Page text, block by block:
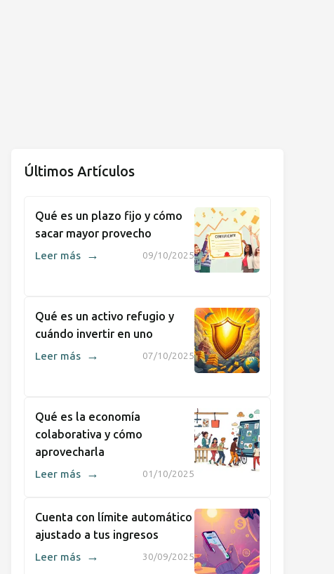
Últimos Artículos
Qué es un plazo fijo y cómo
sacar mayor provecho
09/10/2025
Leer más →
Qué es un activo refugio y
cuándo invertir en uno
07/10/2025
Leer más →
Qué es la economía
colaborativa y cómo
aprovecharla
01/10/2025
Leer más →
Cuenta con límite automático
ajustado a tus ingresos
30/09/2025
Leer más →